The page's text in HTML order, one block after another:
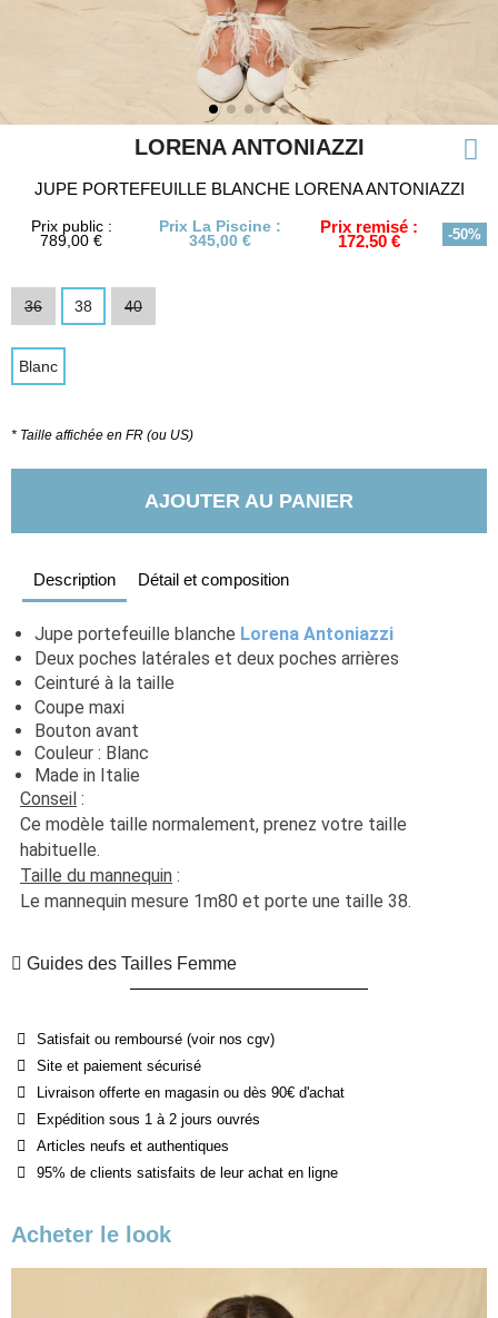
LORENA ANTONIAZZI
JUPE PORTEFEUILLE BLANCHE LORENA ANTONIAZZI
Prix public :
789,00 €
Prix La Piscine :
345,00 €
Prix remisé :
172,50 € -50%
36 38 40
Blanc
* Taille affichée en FR (ou US)
AJOUTER AU PANIER
Description Détail et composition
Jupe portefeuille blanche Lorena Antoniazzi
Deux poches latérales et deux poches arrières
Ceinturé à la taille
Coupe maxi
Bouton avant
Couleur : Blanc
Made in Italie
Conseil :
Ce modèle taille normalement, prenez votre taille
habituelle.
Taille du mannequin :
Le mannequin mesure 1m80 et porte une taille 38.
Guides des Tailles Femme
Satisfait ou remboursé (voir nos cgv)
Site et paiement sécurisé
Livraison offerte en magasin ou dès 90€ d'achat
Expédition sous 1 à 2 jours ouvrés
Articles neufs et authentiques
95% de clients satisfaits de leur achat en ligne
Acheter le look